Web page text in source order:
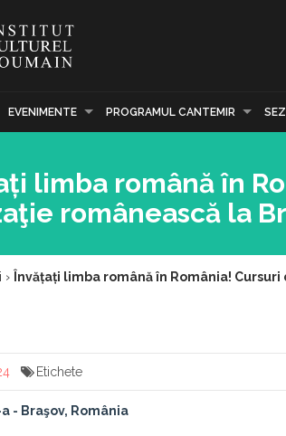
EVENIMENTE PROGRAMUL CANTEMIR
limba română în
românească la
› Învățați limba română în România!
Etichete
a - Braşov, România